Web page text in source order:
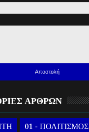
ΑΡΘΡΩΝ
01 - ΠΟΛΙΤΙΣΜΟΣ